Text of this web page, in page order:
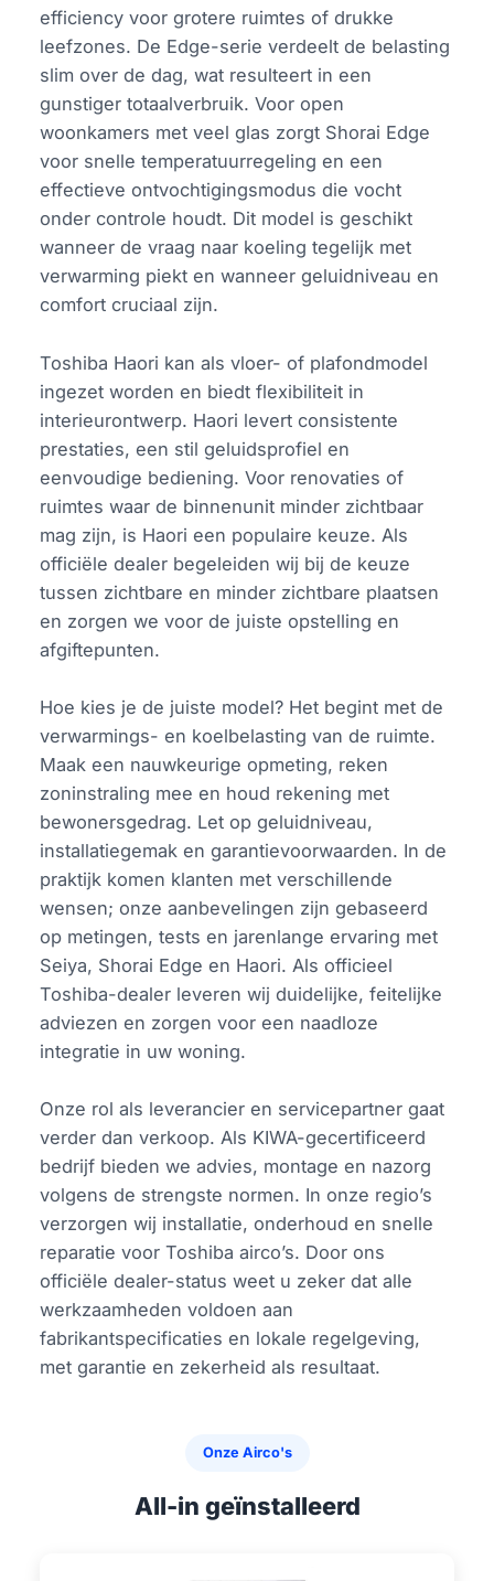
efficiency voor grotere ruimtes of drukke
leefzones. De Edge-serie verdeelt de belasting
slim over de dag, wat resulteert in een
gunstiger totaalverbruik. Voor open
woonkamers met veel glas zorgt Shorai Edge
voor snelle temperatuurregeling en een
effectieve ontvochtigingsmodus die vocht
onder controle houdt. Dit model is geschikt
wanneer de vraag naar koeling tegelijk met
verwarming piekt en wanneer geluidniveau en
comfort cruciaal zijn.
Toshiba Haori kan als vloer- of plafondmodel
ingezet worden en biedt flexibiliteit in
interieurontwerp. Haori levert consistente
prestaties, een stil geluidsprofiel en
eenvoudige bediening. Voor renovaties of
ruimtes waar de binnenunit minder zichtbaar
mag zijn, is Haori een populaire keuze. Als
officiële dealer begeleiden wij bij de keuze
tussen zichtbare en minder zichtbare plaatsen
en zorgen we voor de juiste opstelling en
afgiftepunten.
Hoe kies je de juiste model? Het begint met de
verwarmings- en koelbelasting van de ruimte.
Maak een nauwkeurige opmeting, reken
zoninstraling mee en houd rekening met
bewonersgedrag. Let op geluidniveau,
installatiegemak en garantievoorwaarden. In de
praktijk komen klanten met verschillende
wensen; onze aanbevelingen zijn gebaseerd
op metingen, tests en jarenlange ervaring met
Seiya, Shorai Edge en Haori. Als officieel
Toshiba-dealer leveren wij duidelijke, feitelijke
adviezen en zorgen voor een naadloze
integratie in uw woning.
Onze rol als leverancier en servicepartner gaat
verder dan verkoop. Als KIWA-gecertificeerd
bedrijf bieden we advies, montage en nazorg
volgens de strengste normen. In onze regio’s
verzorgen wij installatie, onderhoud en snelle
reparatie voor Toshiba airco’s. Door ons
officiële dealer-status weet u zeker dat alle
werkzaamheden voldoen aan
fabrikantspecificaties en lokale regelgeving,
met garantie en zekerheid als resultaat.
Onze Airco's
All-in geïnstalleerd